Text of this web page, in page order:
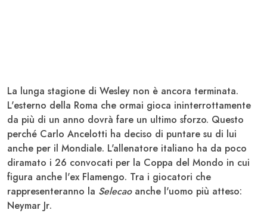
La lunga stagione di Wesley non è ancora terminata.
L'esterno della Roma che ormai gioca ininterrottamente
da più di un anno dovrà fare un ultimo sforzo. Questo
perché Carlo Ancelotti ha deciso di puntare su di lui
anche per il Mondiale. L'allenatore italiano ha da poco
diramato i 26 convocati per la Coppa del Mondo in cui
figura anche l'ex Flamengo. Tra i giocatori che
rappresenteranno la Selecao anche l'uomo più atteso:
Neymar Jr.